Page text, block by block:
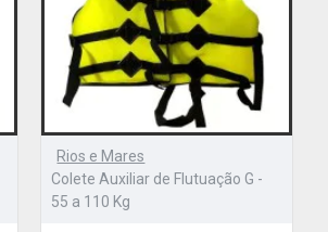
Rios e Mares
Colete Auxiliar de Flutuação G -
55 a 110 Kg